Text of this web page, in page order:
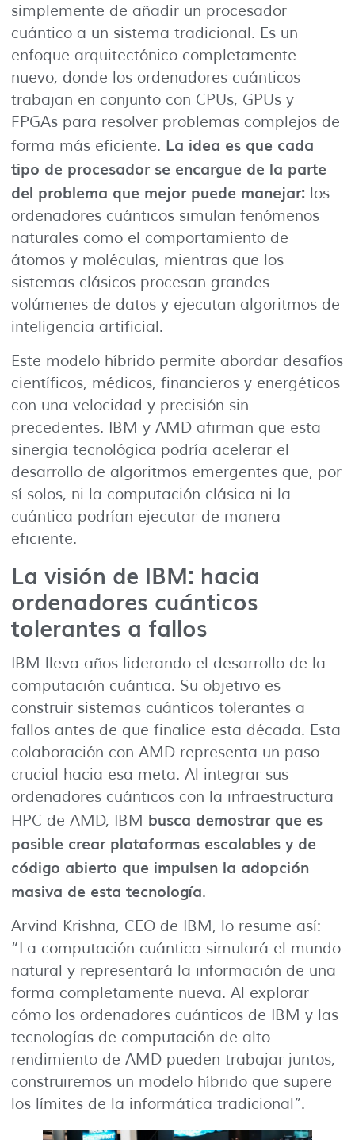
simplemente de añadir un procesador
cuántico a un sistema tradicional. Es un
enfoque arquitectónico completamente
nuevo, donde los ordenadores cuánticos
trabajan en conjunto con CPUs, GPUs y
FPGAs para resolver problemas complejos de
forma más eficiente. La idea es que cada
tipo de procesador se encargue de la parte
del problema que mejor puede manejar: los
ordenadores cuánticos simulan fenómenos
naturales como el comportamiento de
átomos y moléculas, mientras que los
sistemas clásicos procesan grandes
volúmenes de datos y ejecutan algoritmos de
inteligencia artificial.
Este modelo híbrido permite abordar desafíos
científicos, médicos, financieros y energéticos
con una velocidad y precisión sin
precedentes. IBM y AMD afirman que esta
sinergia tecnológica podría acelerar el
desarrollo de algoritmos emergentes que, por
sí solos, ni la computación clásica ni la
cuántica podrían ejecutar de manera
eficiente.
La visión de IBM: hacia
ordenadores cuánticos
tolerantes a fallos
IBM lleva años liderando el desarrollo de la
computación cuántica. Su objetivo es
construir sistemas cuánticos tolerantes a
fallos antes de que finalice esta década. Esta
colaboración con AMD representa un paso
crucial hacia esa meta. Al integrar sus
ordenadores cuánticos con la infraestructura
HPC de AMD, IBM busca demostrar que es
posible crear plataformas escalables y de
código abierto que impulsen la adopción
masiva de esta tecnología.
Arvind Krishna, CEO de IBM, lo resume así:
“La computación cuántica simulará el mundo
natural y representará la información de una
forma completamente nueva. Al explorar
cómo los ordenadores cuánticos de IBM y las
tecnologías de computación de alto
rendimiento de AMD pueden trabajar juntos,
construiremos un modelo híbrido que supere
los límites de la informática tradicional”.